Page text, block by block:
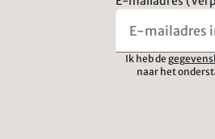
Ik heb de
naar het